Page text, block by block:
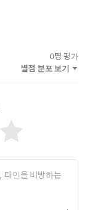
0명 평가
별점 분포 보기